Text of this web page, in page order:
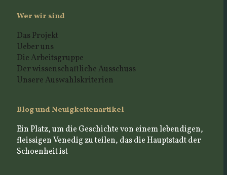
Wer wir sind
Das Projekt
Ueber uns
Die Arbeitsgruppe
Der wissenschaftliche Ausschuss
Unsere Auswahlskriterien
Blog und Neuigkeitenartikel
Ein Platz, um die Geschichte von einem lebendigen,
fleissigen Venedig zu teilen, das die Hauptstadt der
Schoenheit ist